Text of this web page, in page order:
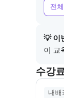
전
💡 이
이 교
수강
교육과
내배